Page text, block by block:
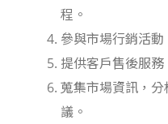
程。
參與市場行銷活動
提供客戶售後服務
蒐集市場資訊，
議。